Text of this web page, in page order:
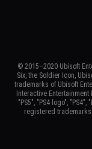
© 2015–2020 Ubisoft
Six, the Soldier Icon,
trademarks of Ubisoft
Interactive Entertainment
"PS5", "PS4 logo",
registered